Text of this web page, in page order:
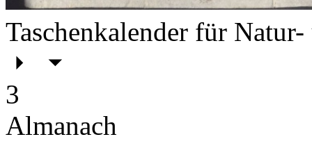
Taschenkalender für
3
Almanach